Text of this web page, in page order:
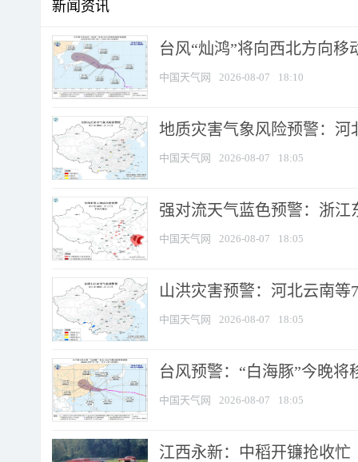
新闻资讯
台风“灿鸿”将向西北方向移
中国天气网 2026-08-07 18:10
地质灾害气象风险预警：河
中国天气网 2026-08-07 18:05
强对流天气蓝色预警：浙江
中国天气网 2026-08-07 18:05
山洪灾害预警：河北云南
中国天气网 2026-08-07 18:05
台风预警：“白海豚”今晚将
中国天气网 2026-08-07 18:05
江西永新：中稻开镰抢收忙